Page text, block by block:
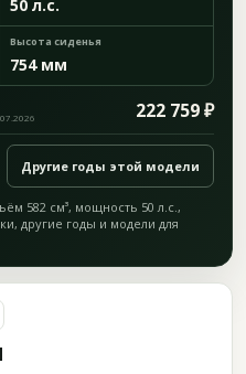
50 л.с.
Высота сиденья
754 мм
222 759 ₽
Другие годы этой модели
582 см³, мощность 50 л.с.,
другие годы и модели для